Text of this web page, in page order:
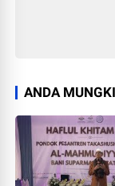
ANDA